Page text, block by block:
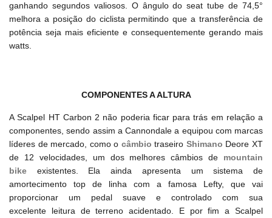
ganhando segundos valiosos. O ângulo do seat tube de 74,5°
melhora a posição do ciclista permitindo que a transferência de
potência seja mais eficiente e consequentemente gerando mais
watts.
COMPONENTES A ALTURA
A Scalpel HT Carbon 2 não poderia ficar para trás em relação a
componentes, sendo assim a Cannondale a equipou com marcas
líderes de mercado, como o câmbio traseiro Shimano Deore XT
de 12 velocidades, um dos melhores câmbios de mountain
bike existentes. Ela ainda apresenta um sistema de
amortecimento top de linha com a famosa Lefty, que vai
proporcionar um pedal suave e controlado com sua
excelente leitura de terreno acidentado. E por fim a Scalpel